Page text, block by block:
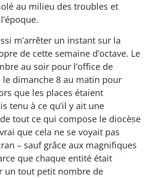
au milieu des troubles et
m’arrêter un instant sur la
de cette semaine d’octave. Le
au soir pour l’office de
le dimanche 8 au matin pour
que les places étaient
tenu à ce qu’il y ait une
tout ce qui compose le diocèse
que cela ne se voyait pas
– sauf grâce aux magnifiques
que chaque entité était
un tout petit nombre de